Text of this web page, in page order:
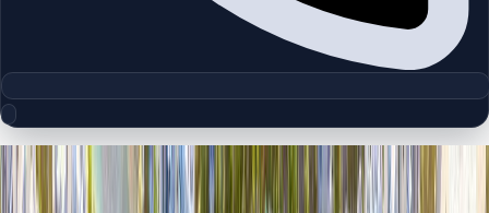
مجموعه پلان‌های طبقه